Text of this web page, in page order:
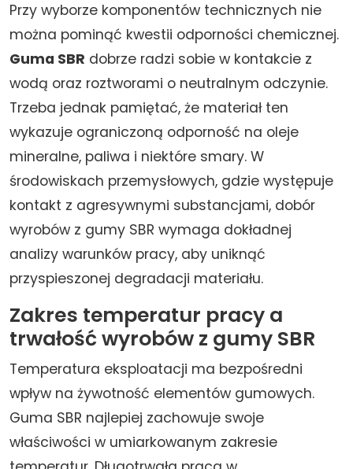
Przy wyborze komponentów technicznych nie
można pominąć kwestii odporności chemicznej.
Guma SBR dobrze radzi sobie w kontakcie z
wodą oraz roztworami o neutralnym odczynie.
Trzeba jednak pamiętać, że materiał ten
wykazuje ograniczoną odporność na oleje
mineralne, paliwa i niektóre smary. W
środowiskach przemysłowych, gdzie występuje
kontakt z agresywnymi substancjami, dobór
wyrobów z gumy SBR wymaga dokładnej
analizy warunków pracy, aby uniknąć
przyspieszonej degradacji materiału.
Zakres temperatur pracy a
trwałość wyrobów z gumy SBR
Temperatura eksploatacji ma bezpośredni
wpływ na żywotność elementów gumowych.
Guma SBR najlepiej zachowuje swoje
właściwości w umiarkowanym zakresie